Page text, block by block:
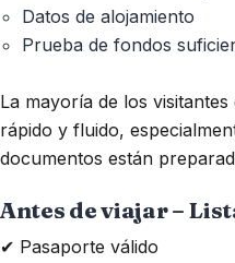
Datos de alojamiento
Prueba de fondos
La mayoría de los
rápido y fluido,
documentos están
Antes de viajar –
✔ Pasaporte válido